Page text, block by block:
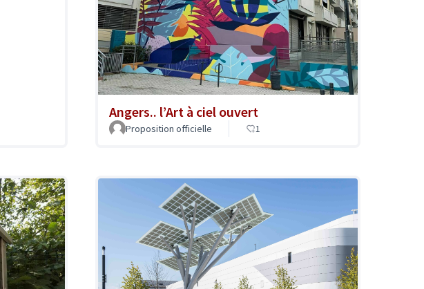
Angers.. l’Art à ciel ouvert
Proposition officielle 1